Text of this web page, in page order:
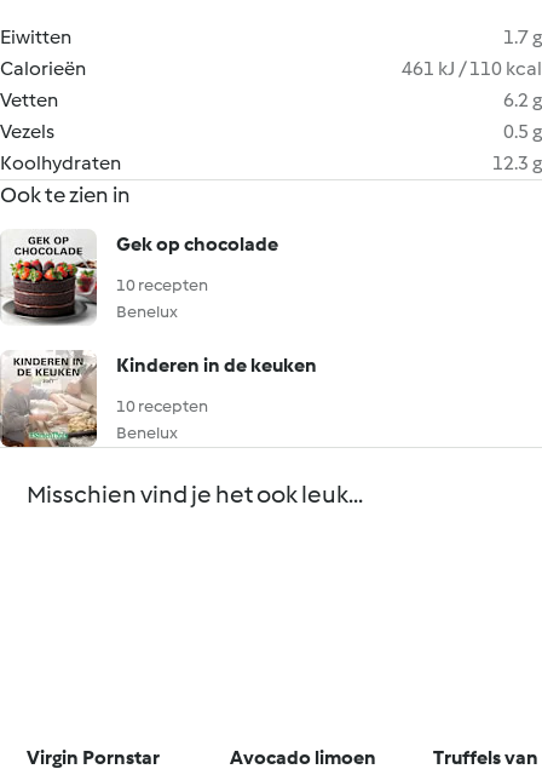
Eiwitten
1.7 g
Calorieën
461 kJ / 110 kcal
Vetten
6.2 g
Vezels
0.5 g
Koolhydraten
12.3 g
Ook te zien in
Gek op chocolade
10 recepten
Benelux
Kinderen in de keuken
10 recepten
Benelux
Misschien vind je het ook leuk...
Virgin Pornstar Avocado limoen Truffels